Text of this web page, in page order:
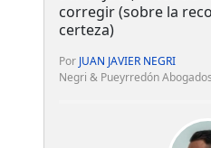
corregir (sobre la
certeza)
Por JUAN JAVIER NEGRI
Negri & Pueyrredón Abogados